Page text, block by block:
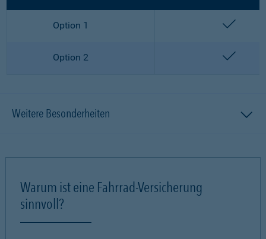
Option 1
Option 2
Weitere Besonderheiten
Warum ist eine Fahrrad-Versicherung
sinnvoll?